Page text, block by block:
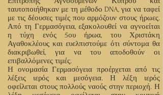
ταυτοποιήθηκαν με τη μέθοδο DNA, για να ταφεί
με τις δέουσες τιμές που αρμόζουν στους ήρωες.
Από τη Γερμασόγεια, εξακολουθεί να αγνοείται
η τύχη ενός 5ου ήρωα, του Χριστάκη
Αγαθοκλέους και ευελπιστούμε ότι σύντομα θα
διακριβωθεί, για να του αποδοθούν οι
επιβαλλόμενες τιμές.
Η ονομασία Γερμασόγεια προέρχεται από τις
λέξεις ιερός και μεσόγεια. Η λέξη ιερός
οφείλεται στους πολλούς ναούς στην περιοχή. Η